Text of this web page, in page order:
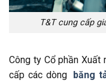
T&T cung cấp
Công ty Cổ phần Xuất
cấp các dòng băng